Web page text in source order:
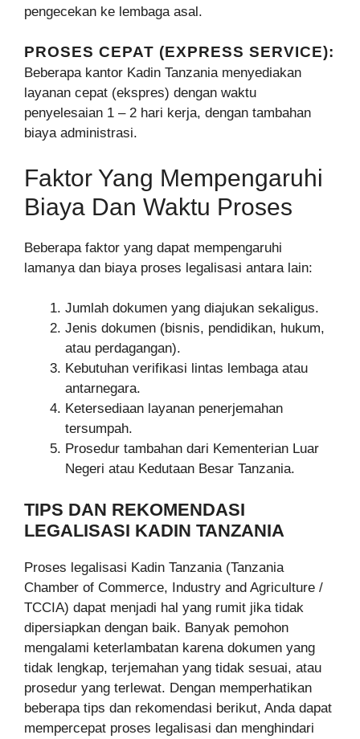
pengecekan ke lembaga asal.
PROSES CEPAT (EXPRESS SERVICE):
Beberapa kantor Kadin Tanzania menyediakan
layanan cepat (ekspres) dengan waktu
penyelesaian 1 – 2 hari kerja, dengan tambahan
biaya administrasi.
Faktor Yang Mempengaruhi
Biaya Dan Waktu Proses
Beberapa faktor yang dapat mempengaruhi
lamanya dan biaya proses legalisasi antara lain:
Jumlah dokumen yang diajukan sekaligus.
Jenis dokumen (bisnis, pendidikan, hukum,
atau perdagangan).
Kebutuhan verifikasi lintas lembaga atau
antarnegara.
Ketersediaan layanan penerjemahan
tersumpah.
Prosedur tambahan dari Kementerian Luar
Negeri atau Kedutaan Besar Tanzania.
TIPS DAN REKOMENDASI
LEGALISASI KADIN TANZANIA
Proses legalisasi Kadin Tanzania (Tanzania
Chamber of Commerce, Industry and Agriculture /
TCCIA) dapat menjadi hal yang rumit jika tidak
dipersiapkan dengan baik. Banyak pemohon
mengalami keterlambatan karena dokumen yang
tidak lengkap, terjemahan yang tidak sesuai, atau
prosedur yang terlewat. Dengan memperhatikan
beberapa tips dan rekomendasi berikut, Anda dapat
mempercepat proses legalisasi dan menghindari